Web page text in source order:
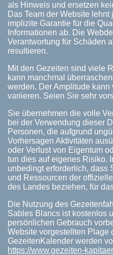
als Hinweis und ersetzen
Das Team der Website
implizite Garantie für die
Informationen ab. Die
Verantwortung für Schäden
resultieren.
Mit den Gezeiten sind viele
kann manchmal
werden. Der Amplitude
variieren. Seien Sie sehr
Sie übernehmen die volle
bei der Verwendung dieser
Personen, die aufgrund
Vorhersagen Aktivitäten
oder Verlust von Eigentum
tun dies auf eigenes Risiko.
unbedingt erforderlich, dass
und Ressourcen der
des Landes beziehen, für
Die Nutzung des
Sables Blancs ist kostenlos
persönlichen Gebrauch
Website vorgestellten Plage
GezeitenKalender werden
https://www.gezeiten-